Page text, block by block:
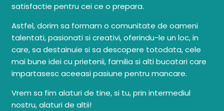
satisfactie pentru cei ce o prepara.
Astfel, dorim sa formam o comunitate de oameni
talentati, pasionati si creativi, oferindu-le un loc, in
care, sa destainuie si sa descopere totodata, cele
mai bune idei cu prietenii, familia si alti bucatari care
impartasesc aceeasi pasiune pentru mancare.
Vrem sa fim alaturi de tine, si tu, prin intermediul
nostru, alaturi de altii!